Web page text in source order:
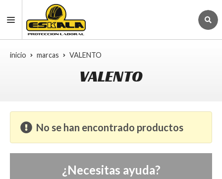
inicio marcas VALENTO
VALENTO
No se han encontrado productos
¿Necesitas ayuda?